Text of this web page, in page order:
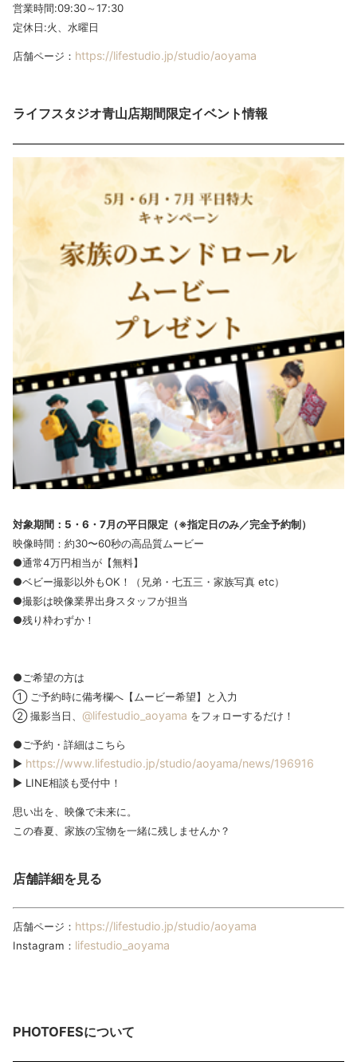
営業時間:09:30～17:30
定休日:火、水曜日
店舗ページ： https://lifestudio.jp/studio/aoyama
ライフスタジオ青山店期間限定イベント情報
対象期間：5・6・7月の平日限定（※指定日のみ／完全予約制）
映像時間：約30〜60秒の高品質ムービー
●通常4万円相当が【無料】
●ベビー撮影以外もOK！（兄弟・七五三・家族写真 etc）
●撮影は映像業界出身スタッフが担当
●残り枠わずか！
●ご希望の方は
① ご予約時に備考欄へ【ムービー希望】と入力
② 撮影当日、 @lifestudio_aoyama をフォローするだけ！
●ご予約・詳細はこちら
▶︎ https://www.lifestudio.jp/studio/aoyama/news/196916
▶︎ LINE相談も受付中！
思い出を、映像で未来に。
この春夏、家族の宝物を一緒に残しませんか？
店舗詳細を見る
店舗ページ： https://lifestudio.jp/studio/aoyama
Instagram： lifestudio_aoyama
PHOTOFESについて